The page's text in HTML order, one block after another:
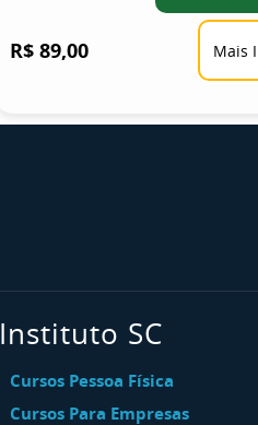
R$ 89,00 Mais
Instituto SC
Cursos Pessoa Física
Cursos Para Empresas